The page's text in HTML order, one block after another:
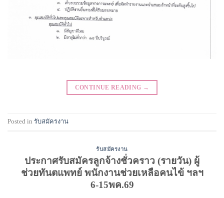
CONTINUE READING →
Posted in รับสมัครงาน
รับสมัครงาน
ประกาศรับสมัครลูกจ้างชั่วคราว (รายวัน) ผู้
ช่วยทันตแพทย์ พนักงานช่วยเหลือคนไข้ ฯลฯ
6-15พค.69